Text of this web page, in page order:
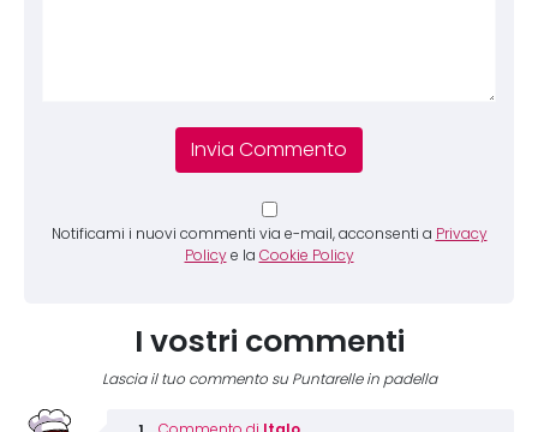
Notificami i nuovi commenti via e-mail, acconsenti a Privacy
Policy e la Cookie Policy
I vostri commenti
Lascia il tuo commento su Puntarelle in padella